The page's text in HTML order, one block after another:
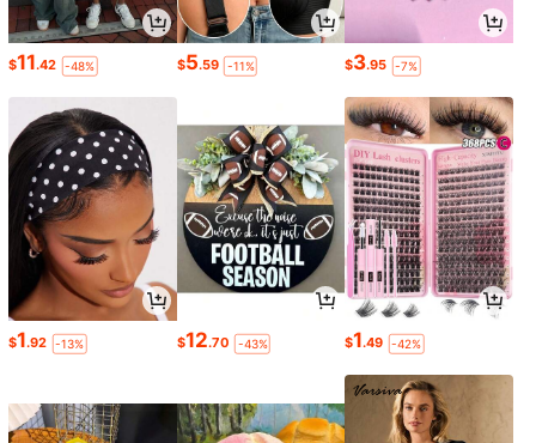
$11.42 -48% $5.59 -11% $3.95 -7%
$1.92 -13% $12.70 -43% $1.49 -42%